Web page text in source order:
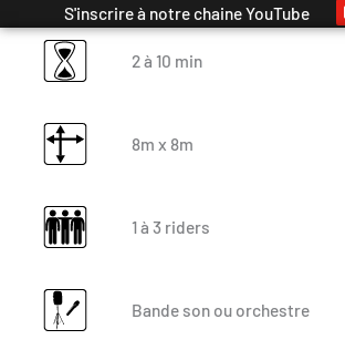
S'inscrire à notre chaine YouTube
2 à 10 min
8m x 8m
1 à 3 riders
Bande son ou orchestre